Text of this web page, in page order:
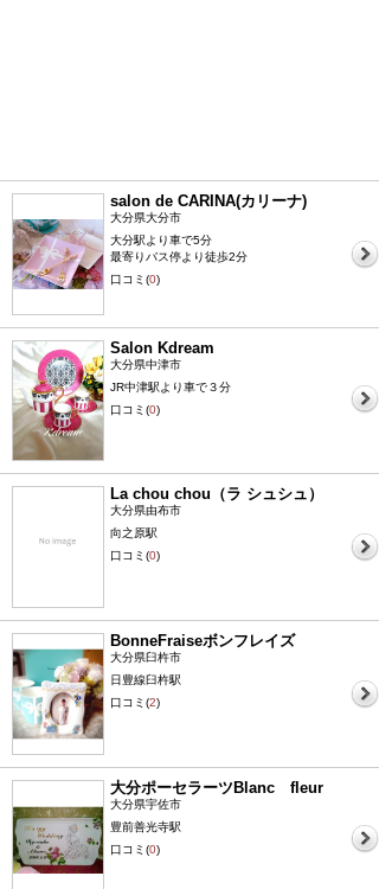
salon de CARINA(カリーナ)
大分県大分市
大分駅より車で5分
最寄りバス停より徒歩2分
口コミ(0)
Salon Kdream
大分県中津市
JR中津駅より車で３分
口コミ(0)
La chou chou（ラ シュシュ）
大分県由布市
向之原駅
口コミ(0)
BonneFraiseボンフレイズ
大分県臼杵市
日豊線臼杵駅
口コミ(2)
大分ポーセラーツBlanc fleur
大分県宇佐市
豊前善光寺駅
口コミ(0)